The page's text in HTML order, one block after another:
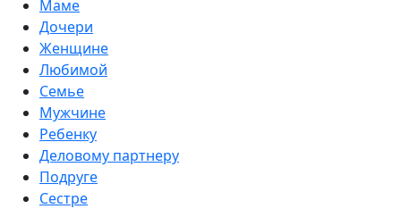
Маме
Дочери
Женщине
Любимой
Семье
Мужчине
Ребенку
Деловому партнеру
Подруге
Сестре